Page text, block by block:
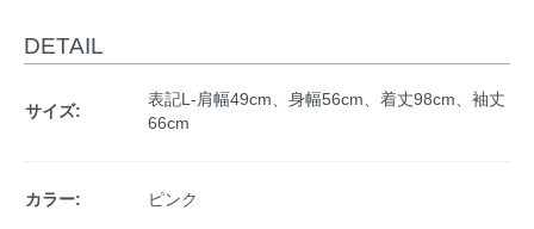
DETAIL
サイズ:
表記L-肩幅49cm、身幅56cm、着丈98cm、袖丈
66cm
カラー: ピンク